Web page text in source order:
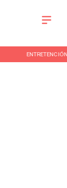
ENTRETENCIÓN